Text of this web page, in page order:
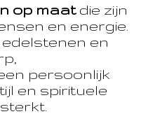
op maatdie zijn
en energie.
en
persoonlijk
en spirituele